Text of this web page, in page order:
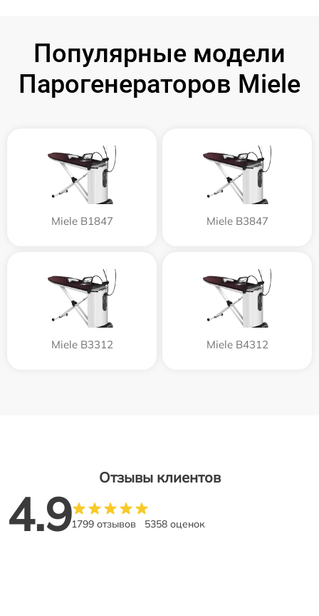
Популярные модели
Парогенераторов Miele
Miele B1847 Miele B3847
Miele B3312 Miele B4312
Отзывы клиентов
4.91799 отзывов 5358 оценок